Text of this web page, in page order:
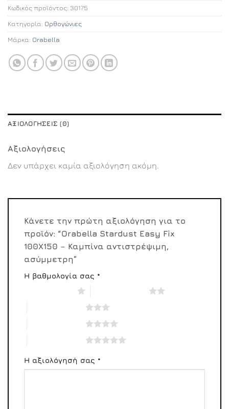
Κωδικός προϊόντος: 30175
Κατηγορία: Ορθογώνιες
Μάρκα: Orabella
ΑΞΙΟΛΟΓΉΣΕΙΣ (0)
Αξιολογήσεις
Δεν υπάρχει καμία αξιολόγηση ακόμη.
Κάνετε την πρώτη αξιολόγηση για το
προϊόν: “Orabella Stardust Easy Fix
100X150 – Καμπίνα αντιστρέψιμη,
ασύμμετρη”
Η βαθμολογία σας *
Η αξιολόγησή σας *